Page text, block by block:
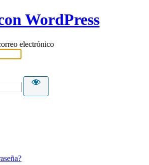
WordPress
electrónico